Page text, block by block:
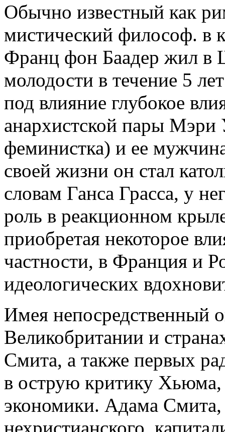
Обычно известный как
мистический философ. в
Франц фон Баадер жил в
молодости в течение 5
под влияние глубокое
анархистской пары Мэри
феминистка) и ее
своей жизни он стал
словам Ганса Грасса, у
роль в реакционном
приобретая некоторое
частности, в Франция и
идеологических
Имея непосредственный
Великобритании и
Смита, а также первых
в острую критику Хьюма,
экономики. Адама Смита,
нехристианского,